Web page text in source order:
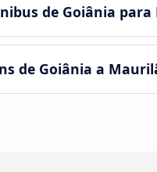
de Goiânia
de Goiânia a